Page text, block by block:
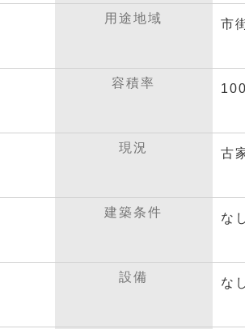
用途地域 市
容積率 100
現況 古
建築条件 な
設備 な